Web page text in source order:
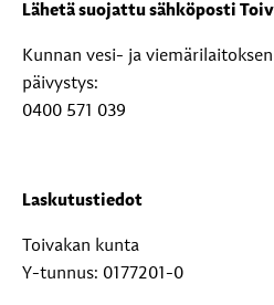
Lähetä suojattu sähköposti
Kunnan vesi- ja
päivystys:
0400 571 039
Laskutustiedot
Toivakan kunta
Y-tunnus: 0177201-0